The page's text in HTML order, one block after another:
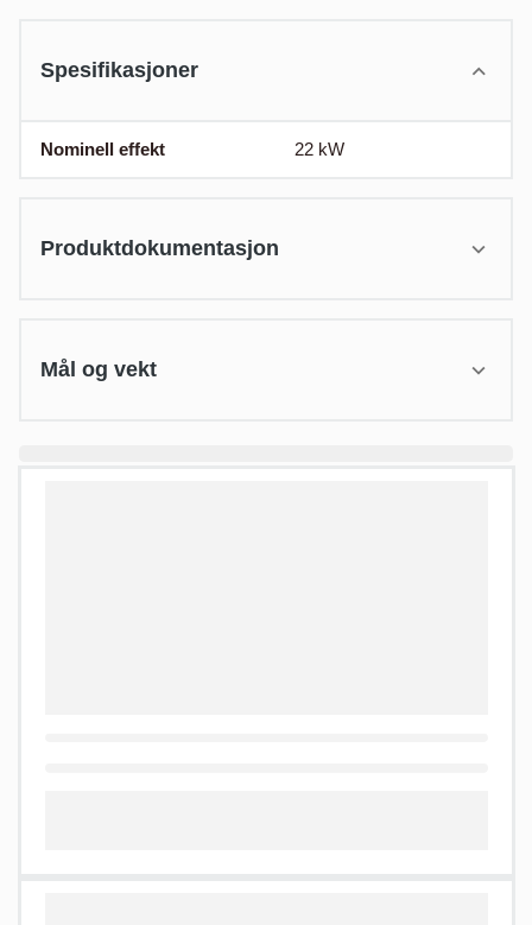
Spesifikasjoner
Nominell effekt 22 kW
Produktdokumentasjon
Mål og vekt